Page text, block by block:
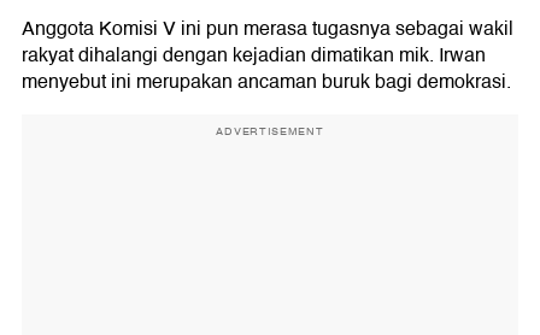
Anggota Komisi V ini pun merasa tugasnya sebagai wakil
rakyat dihalangi dengan kejadian dimatikan mik. Irwan
menyebut ini merupakan ancaman buruk bagi demokrasi.
ADVERTISEMENT